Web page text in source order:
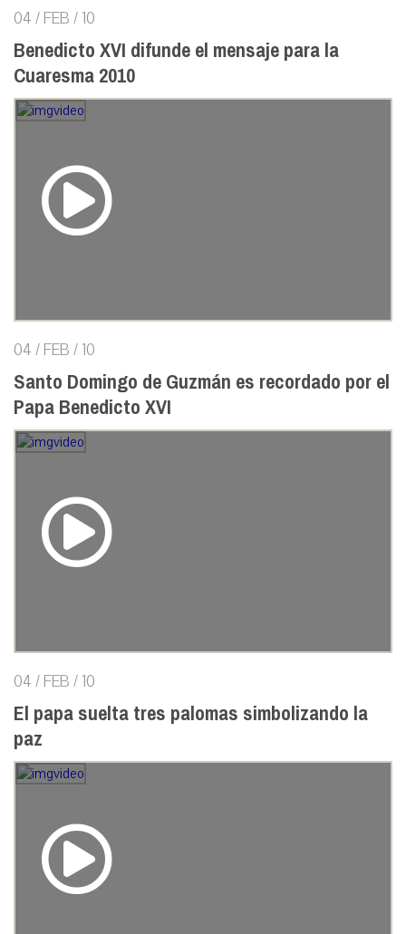
04 / FEB / 10
Benedicto XVI difunde el mensaje para la
Cuaresma 2010
04 / FEB / 10
Santo Domingo de Guzmán es recordado por el
Papa Benedicto XVI
04 / FEB / 10
El papa suelta tres palomas simbolizando la
paz